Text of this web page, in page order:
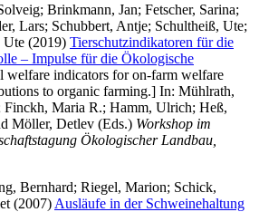
; Brinkmann, Jan; Fetscher, Sarina;
Lars; Schubbert, Antje; Schultheiß, Ute;
Ute (2019) Tierschutzindikatoren für die
– Impulse für die Ökologische
welfare indicators for on-farm welfare
to organic farming.] In: Mühlrath,
Finckh, Maria R.; Hamm, Ulrich; Heß,
Möller, Detlev (Eds.) Workshop im
Ökologischer Landbau,
Bernhard; Riegel, Marion; Schick,
(2007) Ausläufe in der Schweinehaltung